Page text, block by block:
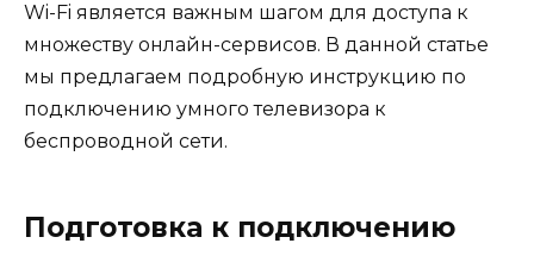
Wi-Fi является важным шагом для доступа к
множеству онлайн-сервисов. В данной статье
мы предлагаем подробную инструкцию по
подключению умного телевизора к
беспроводной сети.
Подготовка к подключению